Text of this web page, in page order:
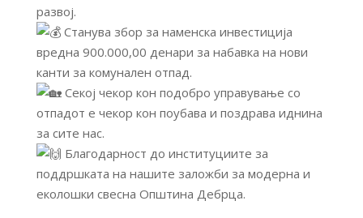
развој.
Станува збор за наменска инвестиција
вредна 900.000,00 денари за набавка на нови
канти за комунален отпад.
Секој чекор кон подобро управување со
отпадот е чекор кон поубава и поздрава иднина
за сите нас.
Благодарност до институциите за
поддршката на нашите заложби за модерна и
еколошки свесна Општина Дебрца.